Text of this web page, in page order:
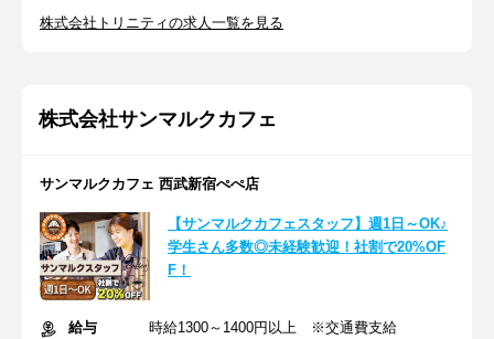
株式会社トリニティの求人一覧を見る
株式会社サンマルクカフェ
サンマルクカフェ 西武新宿ぺぺ店
【サンマルクカフェスタッフ】週1日～OK♪
学生さん多数◎未経験歓迎！社割で20%OF
F！
給与 時給1300～1400円以上 ※交通費支給